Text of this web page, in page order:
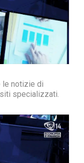
le notizie di
specializzati.